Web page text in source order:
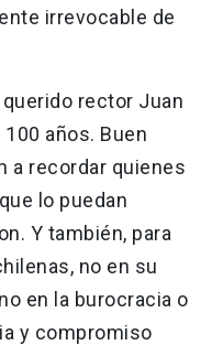
irrevocable de
rector Juan
años. Buen
a recordar quienes
lo puedan
Y también, para
no en su
en la burocracia o
y compromiso